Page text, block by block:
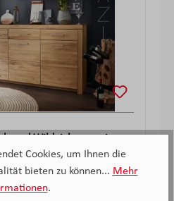
Wildeiche massiv ca.
cm
verfügbar
Cookies, um Ihnen die
bieten zu können... Mehr
.